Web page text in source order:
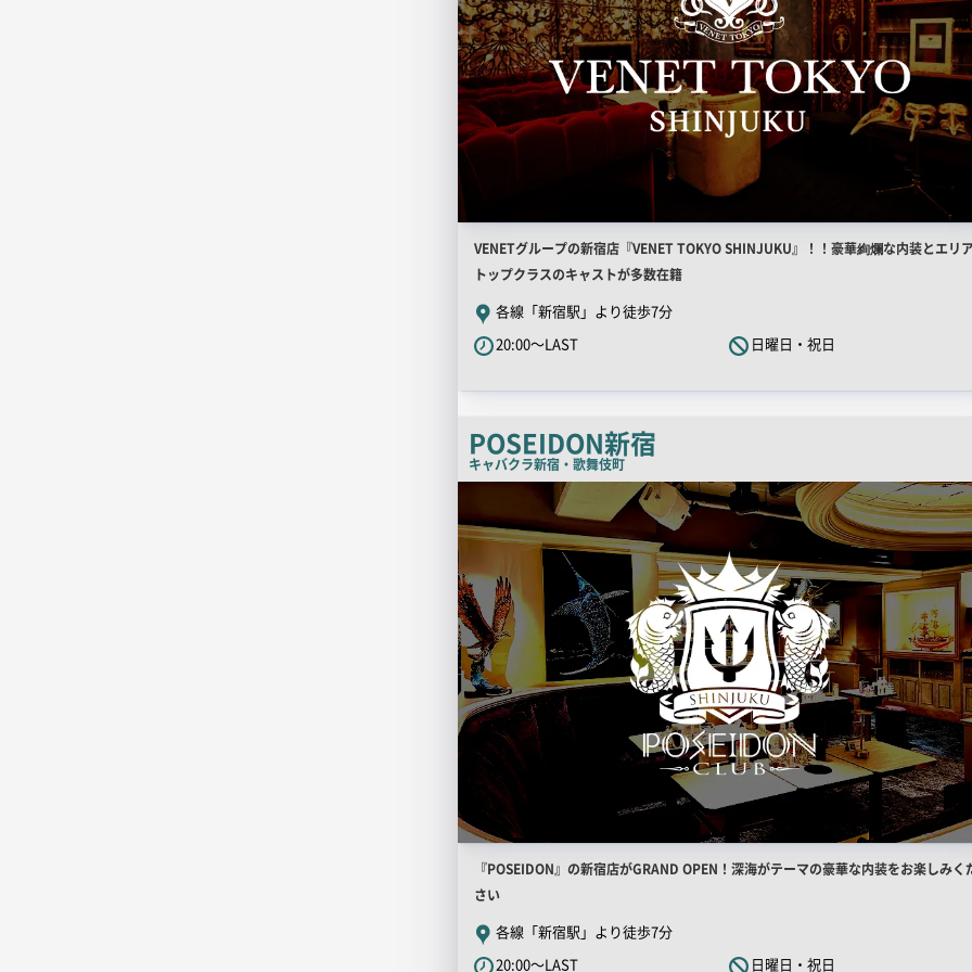
店
舗
PR
キ
ャ
コ
ピ
ー
VENETグループの新宿店『VENET TOKYO SHINJUKU』！！豪華絢爛な内装とエリ
トップクラスのキャストが多数在籍
各線「新宿駅」より徒歩7分
20:00～LAST
日曜日・祝日
POSEIDON新宿
キャバクラ新宿・歌舞伎町
検
結
果
一
覧
用
画
像
店
舗
PR
キ
『POSEIDON』の新宿店がGRAND OPEN！深海がテーマの豪華な内装をお楽しみく
さい
各線「新宿駅」より徒歩7分
20:00～LAST
日曜日・祝日